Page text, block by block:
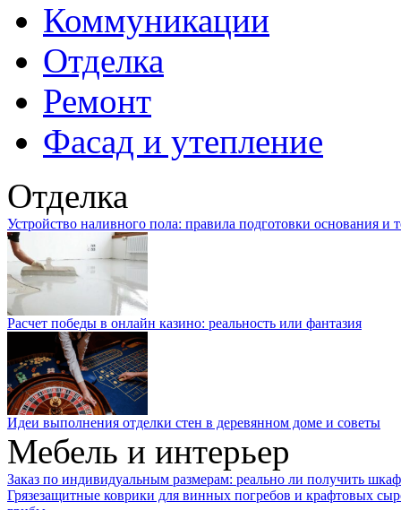
Коммуникации
Отделка
Ремонт
Фасад и утепление
Отделка
Устройство наливного пола: правила подготовки основания и
Расчет победы в онлайн казино: реальность или фантазия
Идеи выполнения отделки стен в деревянном доме и советы
Мебель и интерьер
Заказ по индивидуальным размерам: реально ли получить
Грязезащитные коврики для винных погребов и крафтовых